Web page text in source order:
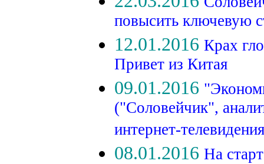
повысить ключевую
12.01.2016 Крах
Привет из Китая
09.01.2016
("Соловейчик",
интернет-
08.01.2016 На